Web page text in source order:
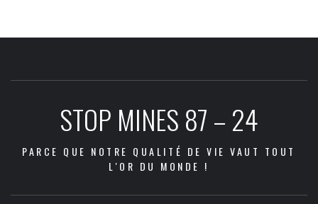
STOP MINES 87 – 24
PARCE QUE NOTRE QUALITÉ DE VIE VAUT TOUT
L'OR DU MONDE !